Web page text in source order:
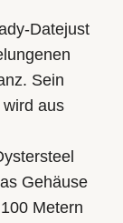
Datejust
Sein
aus
Gehäuse
Metern